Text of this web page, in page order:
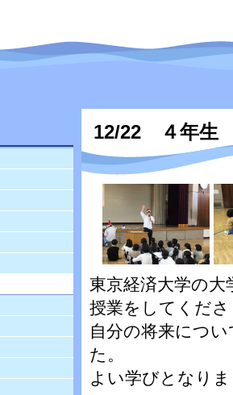
12/22 ４年生
東京経済大学の
授業をしてくだ
自分の将来につ
た。
よい学びとなり